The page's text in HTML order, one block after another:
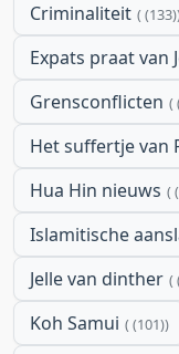
Criminaliteit (133)
Expats praat van
Grensconflicten
Het suffertje van
Hua Hin nieuws
Islamitische
Jelle van dinther
Koh Samui (101)